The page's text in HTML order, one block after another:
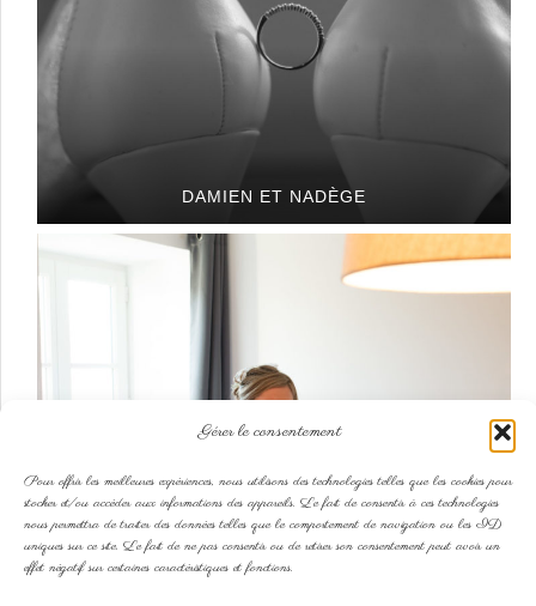
Gérer le consentement
Pour offrir les meilleures expériences, nous utilisons des technologies telles que les cookies pour
stocker et/ou accéder aux informations des appareils. Le fait de consentir à ces technologies
nous permettra de traiter des données telles que le comportement de navigation ou les ID
uniques sur ce site. Le fait de ne pas consentir ou de retirer son consentement peut avoir un
effet négatif sur certaines caractéristiques et fonctions.
DAMIEN ET NADÈGE
AURÉLIE ET SÉBASTIEN